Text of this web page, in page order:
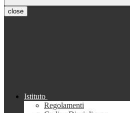
close
Istituto
Regolamenti